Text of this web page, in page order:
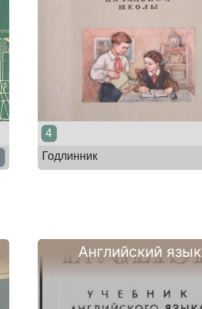
4
Годлинник
Английский язык